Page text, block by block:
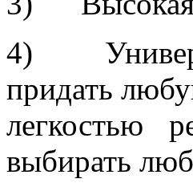
4)
придать
легкостью
выбирать